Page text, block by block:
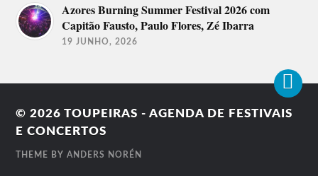
Azores Burning Summer Festival 2026 com
Capitão Fausto, Paulo Flores, Zé Ibarra
19 JUNHO, 2026
© 2026TOUPEIRAS - AGENDA DE FESTIVAIS
E CONCERTOS
THEME BYANDERS NORÉN